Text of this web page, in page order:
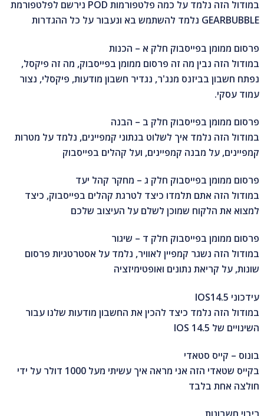
במודול הזה נלמד על כמה פלטפורמות POD נירשם לפלטפורמת
GEARBUBBLE נלמד להשתמש בא ונעבור על כל ההגדרות
פרסום ממומן בפייסבוק חלק א – הכנות
במודול הזה נבין מה זה פרסום ממומן בפייסבוק, מה זה פיקסל,
נפתח חשבון בביזנס מנג'ר, נגדיר חשבון מודעות, פיקסלי, נצור
עמוד עסקי.
פרסום ממומן בפייסבוק חלק ב – הבנה
במודול הזה נלמד איך לשלוט בנתוני קמפיינים, נלמד על מטרות
קמפיינים, על מבנה קמפיינים, ועל קהלים בפייסבוק
פרסום ממומן בפייסבוק חלק ג – מחקר קהל יעד
במודול הזה אתם תלמדו כיצד לטרגת קהלים בפייסבוק, כיצד
למצוא את הלקוח שמוכן לשלם על העיצוב שלכם
פרסום ממומן בפייסבוק חלק ד – שיגור
במודול הזה נשגר קמפיין לאוויר, נלמד על אסטרטגיות פרסום
שונות, על קריאת נתונים ואופטימיזציה
עידכוני IOS14.5
במודול הזה נלמד כיצד להכין את החשבון מודעות שלנו עבור
השינויים של IOS 14.5
בונוס – קייס סטאדי
בקייס שטאדי הזה אני מראה איך עשיתי מעל 1000 דולר על ידי
חולצה אחת בלבד